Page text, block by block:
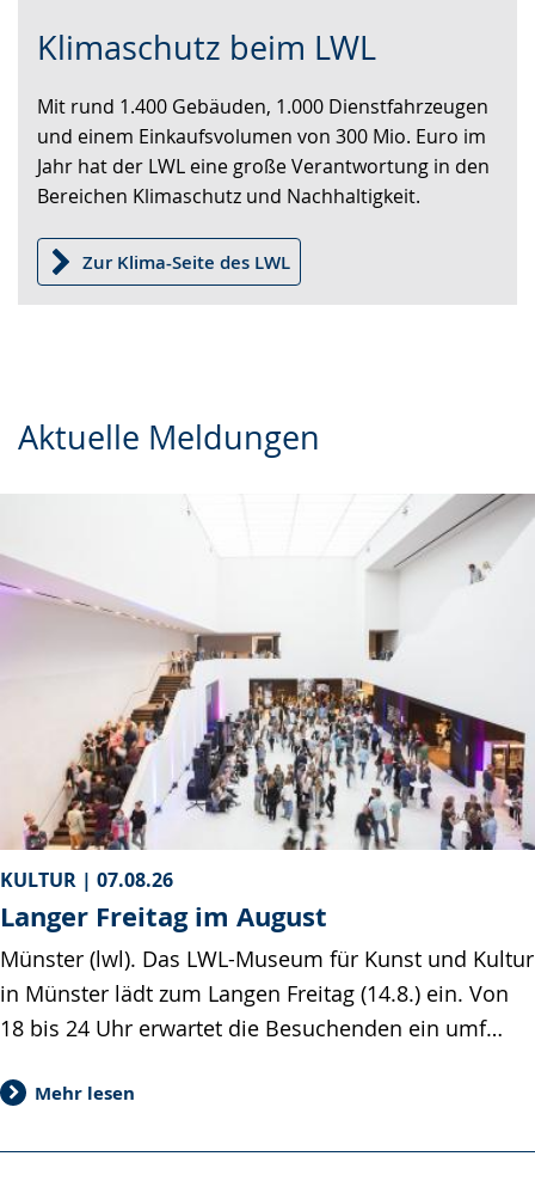
Klimaschutz beim LWL
Leichten
wechseln.
Audio-
Video
Deutscher
Gebärdensprache
wird
angezeigt.
Mit rund 1.400 Gebäuden, 1.000 Dienstfahrzeugen
und einem Einkaufsvolumen von 300 Mio. Euro im
Jahr hat der LWL eine große Verantwortung in den
Bereichen Klimaschutz und Nachhaltigkeit.
Zur Klima-Seite des LWL
Aktuelle Meldungen
KULTUR | 07.08.26
Langer Freitag im August
Münster (lwl). Das LWL-Museum für Kunst und Kultur
in Münster lädt zum Langen Freitag (14.8.) ein. Von
18 bis 24 Uhr erwartet die Besuchenden ein umf…
Mehr lesen